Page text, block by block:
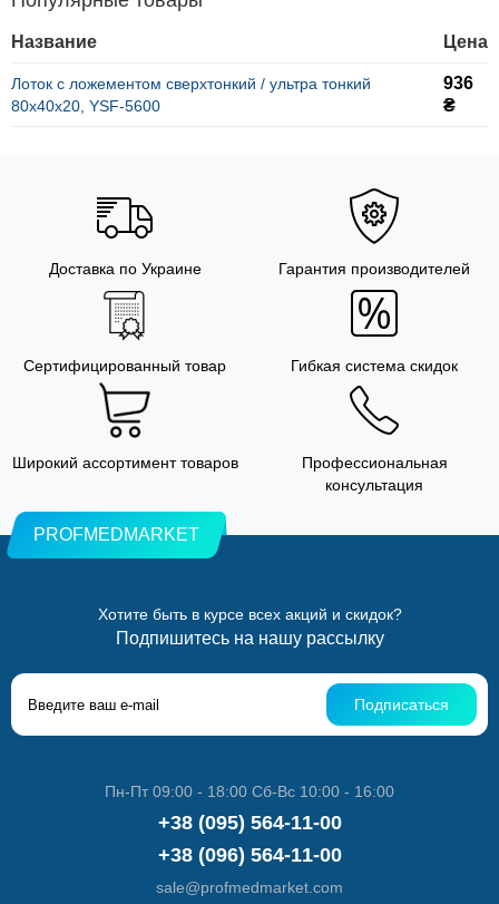
Название Цена
Лоток с ложементом сверхтонкий / ультра тонкий
80x40x20, YSF-5600
936
₴
Доставка по Украине Гарантия производителей
Сертифицированный товар Гибкая система скидок
Широкий ассортимент товаров
Профессиональная
консультация
PROFMEDMARKET
Хотите быть в курсе всех акций и скидок?
Подпишитесь на нашу рассылку
Подписаться
Пн-Пт 09:00 - 18:00 Сб-Вс 10:00 - 16:00
+38 (095) 564-11-00
+38 (096) 564-11-00
sale@profmedmarket.com